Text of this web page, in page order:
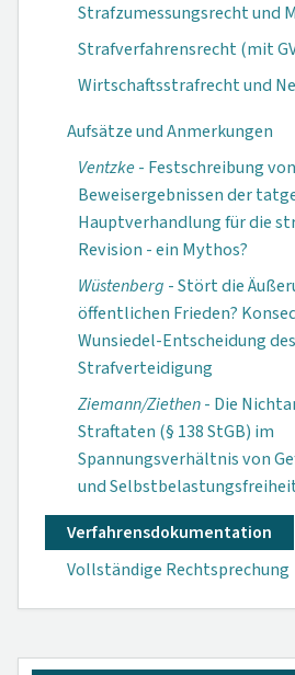
Strafzumessungsrecht und
Strafverfahrensrecht (mit
Wirtschaftsstrafrecht und
Aufsätze und Anmerkungen
Ventzke- Festschreibung von
Beweisergebnissen der
Hauptverhandlung für die
Revision - ein Mythos?
Wüstenberg - Stört die
öffentlichen Frieden?
Wunsiedel-Entscheidung
Strafverteidigung
Ziemann/Ziethen- Die
Straftaten (§ 138 StGB) im
Spannungsverhältnis von
und
Verfahrensdokumen­tation
Vollständige Rechtsprechung